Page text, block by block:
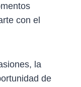
con el
la
de